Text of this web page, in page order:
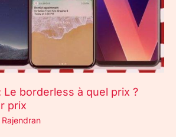
Le borderless à quel prix ?
prix